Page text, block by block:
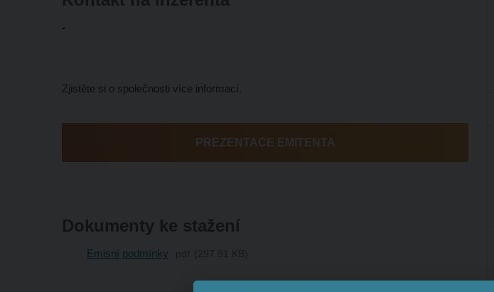
-
Zjistěte si o společnosti více informací.
PREZENTACE EMITENTA
Dokumenty ke stažení
Emisní podmínky